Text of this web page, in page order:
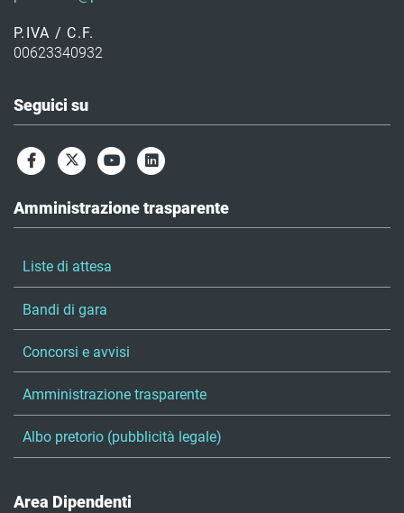
P.IVA / C.F.
00623340932
Seguici su
Amministrazione trasparente
Liste di attesa
Bandi di gara
Concorsi e avvisi
Amministrazione trasparente
Albo pretorio (pubblicità legale)
Area Dipendenti